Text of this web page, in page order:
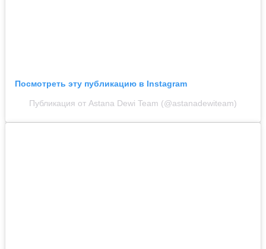
Посмотреть эту публикацию в Instagram
Публикация от Astana Dewi Team (@astanadewiteam)